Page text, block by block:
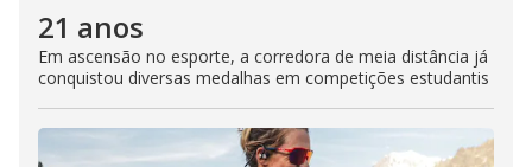
21 anos
Em ascensão no esporte, a corredora de meia distância já
conquistou diversas medalhas em competições estudantis